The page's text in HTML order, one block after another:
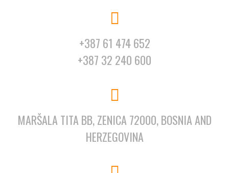
+387 61 474 652
+387 32 240 600
MARŠALA TITA BB, ZENICA 72000, BOSNIA AND
HERZEGOVINA